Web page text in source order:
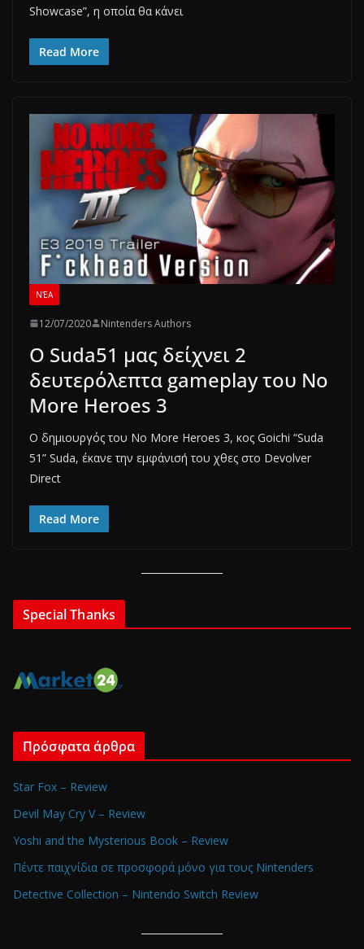
Showcase”, η οποία θα κάνει
Read More
ΝΈΑ
12/07/2020 Nintenders Authors
Ο Suda51 μας δείχνει 2
δευτερόλεπτα gameplay του No
More Heroes 3
Ο δημιουργός του No More Heroes 3, κος Goichi “Suda
51” Suda, έκανε την εμφάνισή του χθες στο Devolver
Direct
Read More
Special Thanks
Πρόσφατα άρθρα
Star Fox – Review
Devil May Cry V – Review
Yoshi and the Mysterious Book – Review
Πέντε παιχνίδια σε προσφορά μόνο για τους Nintenders
Detective Collection – Nintendo Switch Review